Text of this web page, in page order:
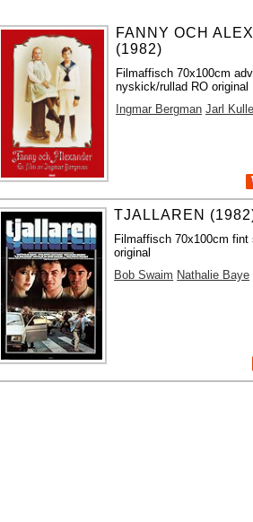
FANNY OCH
(1982)
Filmaffisch 70x100cm
nyskick/rullad RO original
Ingmar Bergman Jarl Kulle
TJALLAREN
Filmaffisch 70x100cm fint
original
Bob Swaim Nathalie Baye